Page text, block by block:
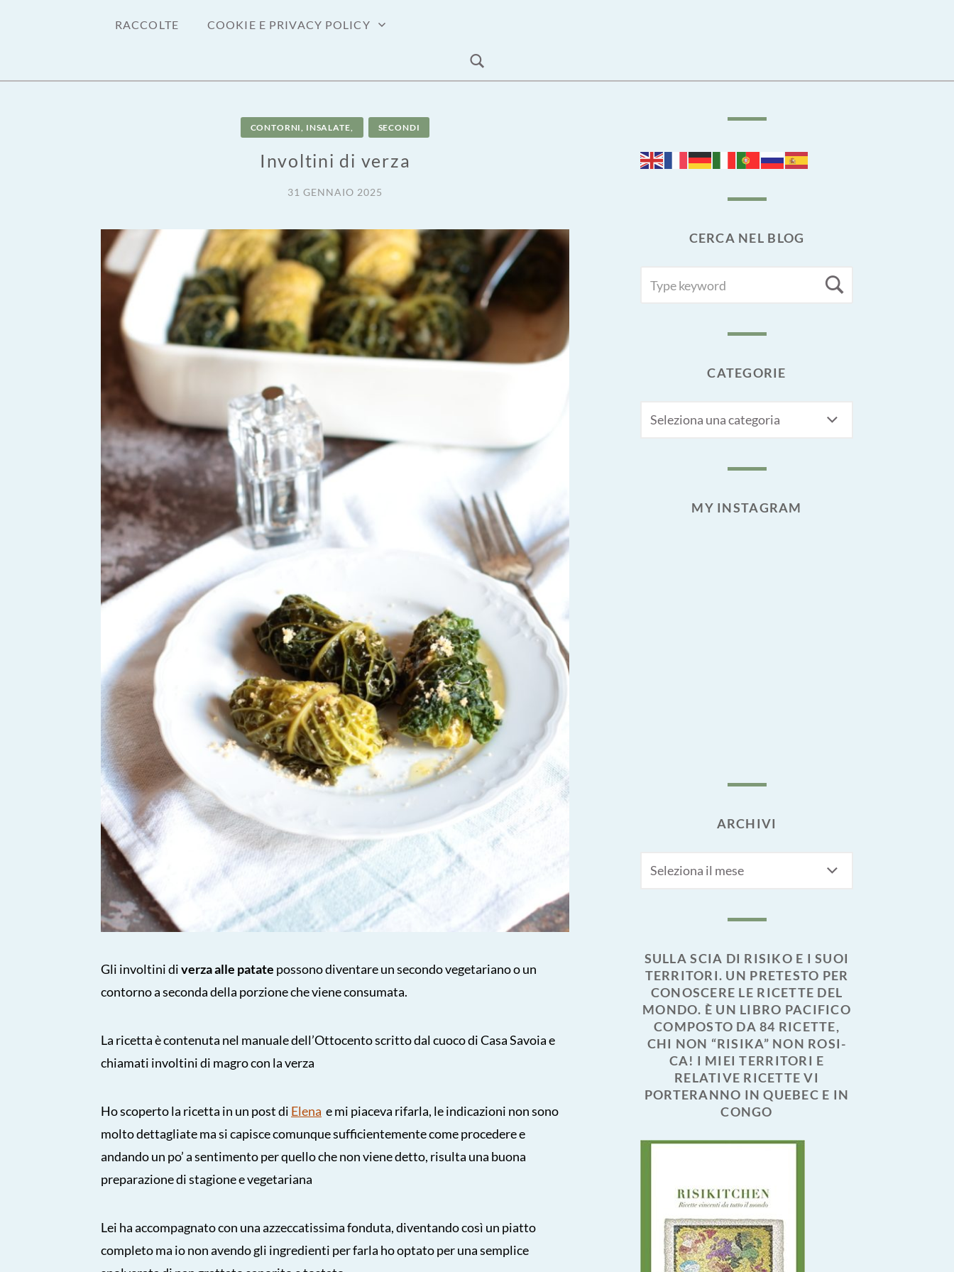
RACCOLTE COOKIE E PRIVACY POLICY
CONTORNI, INSALATE, SECONDI
Involtini di verza
31 GENNAIO 2025
Gli involtini diverza alle patate possono diventare un secondo vegetariano o un
contorno a seconda della porzione che viene consumata.
La ricetta è contenuta nel manuale dell’Ottocento scritto dal cuoco di Casa Savoia e
chiamati involtini di magro con la verza
Ho scoperto la ricetta in un post di Elena e mi piaceva rifarla, le indicazioni non sono
molto dettagliate ma si capisce comunque sufficientemente come procedere e
andando un po’ a sentimento per quello che non viene detto, risulta una buona
preparazione di stagione e vegetariana
Lei ha accompagnato con una azzeccatissima fonduta, diventando così un piatto
completo ma io non avendo gli ingredienti per farla ho optato per una semplice
CERCA NEL BLOG
FOR:
CATEGORIE
MY INSTAGRAM
ARCHIVI
SULLA SCIA DI RISIKO E I SUOI
TERRITORI. UN PRETESTO PER
CONOSCERE LE RICETTE DEL
MONDO. È UN LIBRO PACIFICO
COMPOSTO DA 84 RICETTE,
CHI NON “RISIKA” NON ROSI-
CA! I MIEI TERRITORI E
RELATIVE RICETTE VI
PORTERANNO IN QUEBEC E IN
CONGO